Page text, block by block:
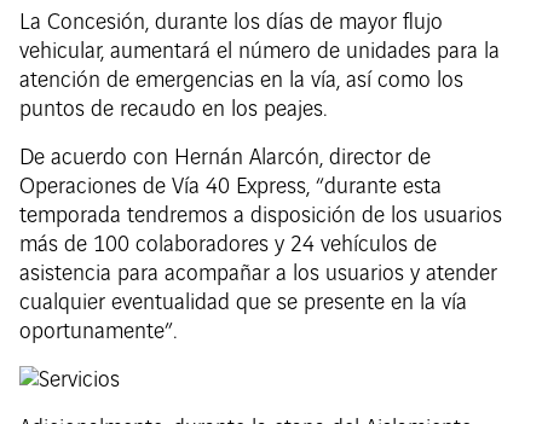
La Concesión, durante los días de mayor flujo
vehicular, aumentará el número de unidades para la
atención de emergencias en la vía, así como los
puntos de recaudo en los peajes.
De acuerdo con Hernán Alarcón, director de
Operaciones de Vía 40 Express, “durante esta
temporada tendremos a disposición de los usuarios
más de 100 colaboradores y 24 vehículos de
asistencia para acompañar a los usuarios y atender
cualquier eventualidad que se presente en la vía
oportunamente”.